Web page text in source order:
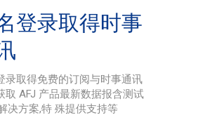
登录取得时事
录取得免费的订阅与时事通讯
取 AFJ 产品最新数据报含测试
决方案,特 殊提供支持等